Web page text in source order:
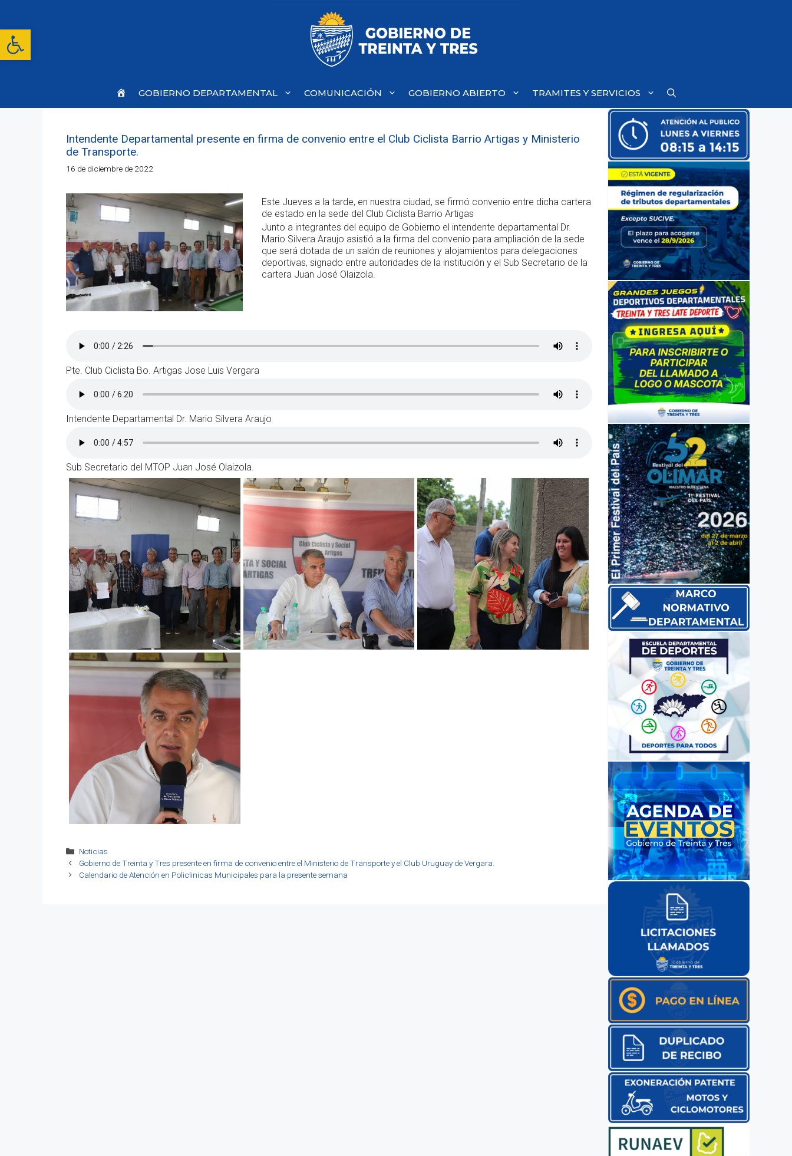
Abrir barra de herramientas
contenido
Inicio
GOBIERNO DEPARTAMENTAL COMUNICACIÓN GOBIERNO ABIERTO TRAMITES Y SERVICIOS
Intendente Departamental presente en firma de convenio entre el Club Ciclista Barrio Artigas y Ministerio
de Transporte.
16 de diciembre de 2022
Este Jueves a la tarde, en nuestra ciudad, se firmó convenio entre dicha cartera
de estado en la sede del Club Ciclista Barrio Artigas
Junto a integrantes del equipo de Gobierno el intendente departamental Dr.
Mario Silvera Araujo asistió a la firma del convenio para ampliación de la sede
que será dotada de un salón de reuniones y alojamientos para delegaciones
deportivas, signado entre autoridades de la institución y el Sub Secretario de la
cartera Juan José Olaizola.
Pte. Club Ciclista Bo. Artigas Jose Luis Vergara
Intendente Departamental Dr. Mario Silvera Araujo
Sub Secretario del MTOP Juan José Olaizola.
Categorías
Noticias
Gobierno de Treinta y Tres presente en firma de convenio entre el Ministerio de Transporte y el Club Uruguay de Vergara.
Calendario de Atención en Policlinicas Municipales para la presente semana